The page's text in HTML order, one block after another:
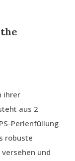
ihrer
aus 2
Perlenfüllung
robuste
und